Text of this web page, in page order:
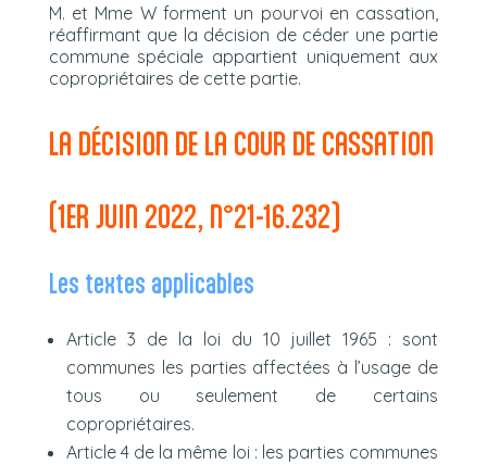
M. et Mme W forment un pourvoi en cassation,
réaffirmant que la décision de céder une partie
commune spéciale appartient uniquement aux
copropriétaires de cette partie.
LA DÉCISION DE LA COUR DE CASSATION
(1ER JUIN 2022, N°21-16.232)
Les textes applicables
Article 3 de la loi du 10 juillet 1965 : sont
communes les parties affectées à l’usage de
tous ou seulement de certains
copropriétaires.
Article 4 de la même loi : les parties communes